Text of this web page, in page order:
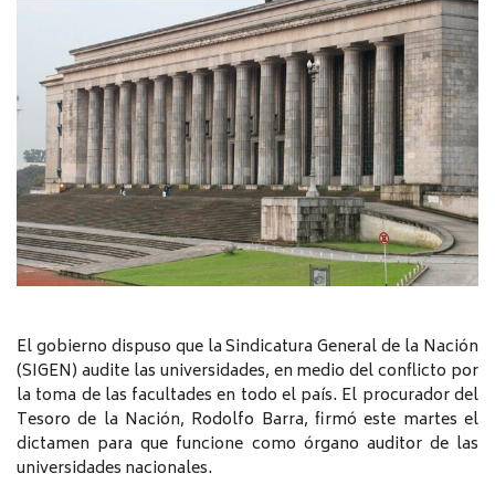
El gobierno dispuso que la Sindicatura General de la Nación
(SIGEN) audite las universidades, en medio del conflicto por
la toma de las facultades en todo el país. El procurador del
Tesoro de la Nación, Rodolfo Barra, firmó este martes el
dictamen para que funcione como órgano auditor de las
universidades nacionales.